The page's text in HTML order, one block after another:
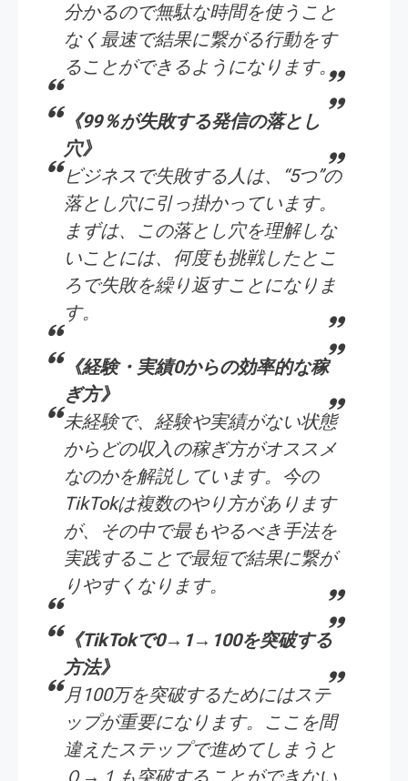
分かるので無駄な時間を使うこと
なく最速で結果に繋がる行動をす
ることができるようになります。
《99％が失敗する発信の落とし
穴》
ビジネスで失敗する人は、“5つ”の
落とし穴に引っ掛かっています。
まずは、この落とし穴を理解しな
いことには、何度も挑戦したとこ
ろで失敗を繰り返すことになりま
す。
《経験・実績0からの効率的な稼
ぎ方》
未経験で、経験や実績がない状態
からどの収入の稼ぎ方がオススメ
なのかを解説しています。今の
TikTokは複数のやり方があります
が、その中で最もやるべき手法を
実践することで最短で結果に繋が
りやすくなります。
《TikTokで0→1→100を突破する
方法》
月100万を突破するためにはステ
ップが重要になります。ここを間
違えたステップで進めてしまうと